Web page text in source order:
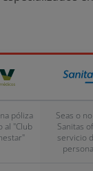
póliza
al "Club
Seas o
Sanitas
servicio